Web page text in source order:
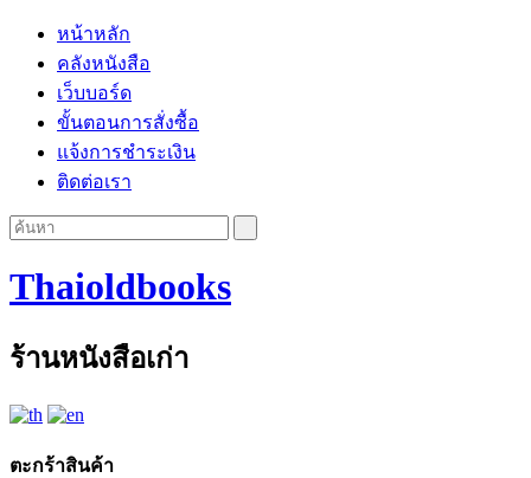
หน้าหลัก
คลังหนังสือ
เว็บบอร์ด
ขั้นตอนการสั่งซื้อ
แจ้งการชำระเงิน
ติดต่อเรา
Thaioldbooks
ร้านหนังสือเก่า
ตะกร้าสินค้า